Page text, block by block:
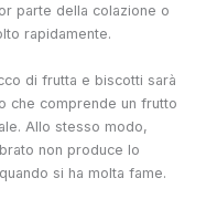
parte della colazione o
rapidamente.
di frutta e biscotti sarà
che comprende un frutto
Allo stesso modo,
non produce lo
si ha molta fame.